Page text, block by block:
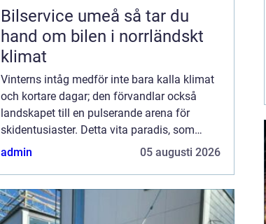
Bilservice umeå så tar du
hand om bilen i norrländskt
klimat
Vinterns intåg medför inte bara kalla klimat
och kortare dagar; den förvandlar också
landskapet till en pulserande arena för
skidentusiaster. Detta vita paradis, som
uppskattas av åkare i alla åldrar, är i ...
admin 05 augusti 2026